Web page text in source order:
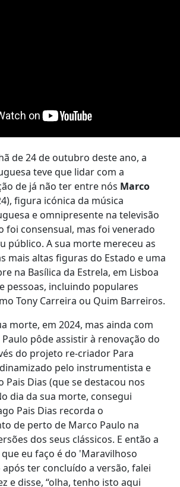
de 24 de outubro deste ano, a
teve que lidar com a
de já não ter entre nós Marco
figura icónica da música
e omnipresente na televisão
foi consensual, mas foi venerado
público. A sua morte mereceu as
mais altas figuras do Estado e uma
na Basílica da Estrela, em Lisboa
pessoas, incluindo populares
Tony Carreira ou Quim Barreiros.
morte, em 2024, mas ainda com
pôde assistir à renovação do
do projeto re-criador Para
pelo instrumentista e
Pais Dias (que se destacou nos
dia da sua morte, consegui
Pais Dias recorda o
de perto de Marco Paulo na
dos seus clássicos. E então a
eu faço é do 'Maravilhoso
após ter concluído a versão, falei
e disse, “olha, tenho isto aqui